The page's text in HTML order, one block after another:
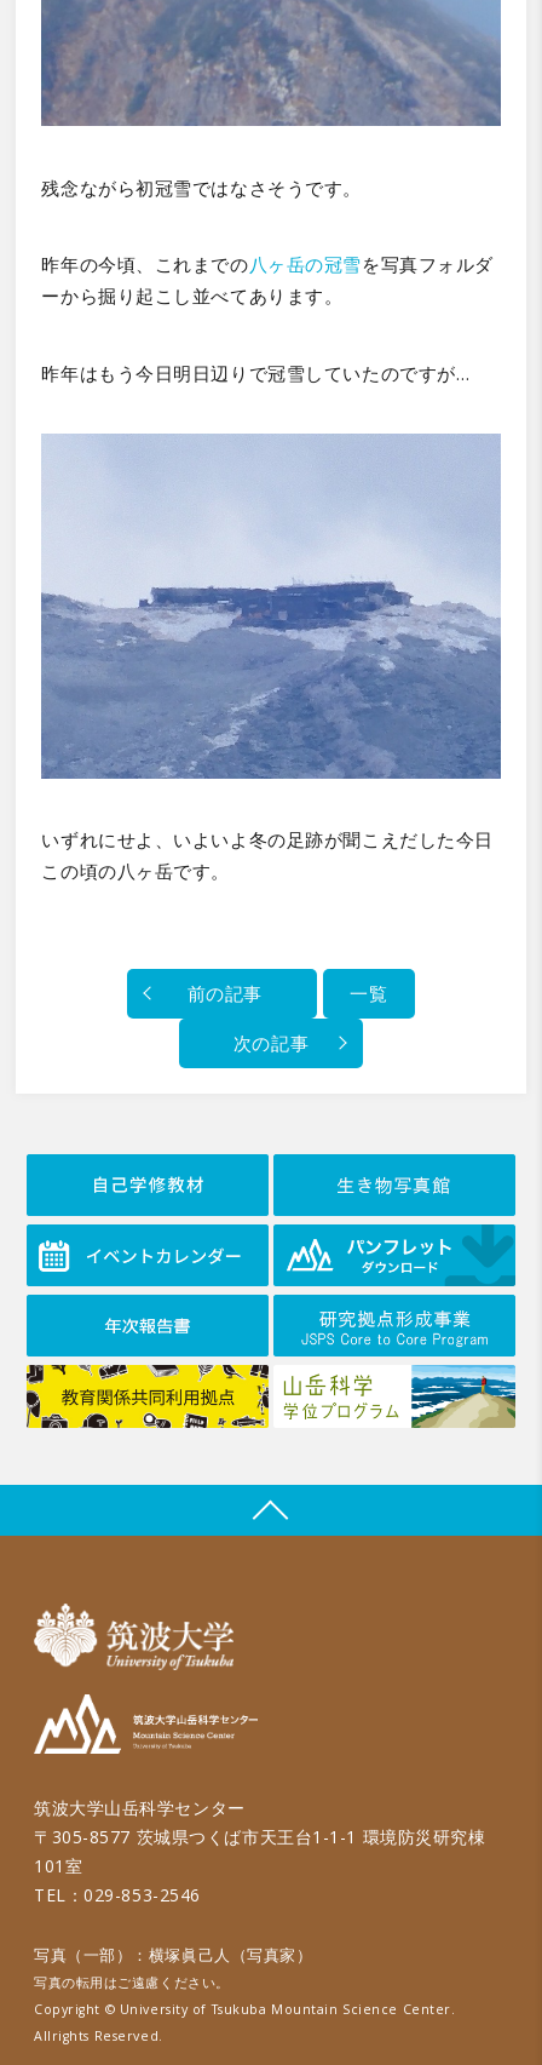
残念ながら初冠雪ではなさそうです。
昨年の今頃、 これまでの八ヶ岳の冠雪を写真フォルダ
ーから掘り起こし並べてあります。
昨年はもう今日明日辺りで冠雪していたのですが…
いずれにせよ、 いよいよ冬の足跡が聞こえだした今日
この頃の八ヶ岳です。
前の記事 一覧
次の記事
筑波大学山岳科学センター
〒305-8577 茨城県つくば市天王台1-1-1 環境防災研究棟
101室
TEL：029-853-2546
写真（一部）：横塚眞己人（写真家）
写真の転用はご遠慮ください。
Copyright © University of Tsukuba Mountain Science Center.
Allrights Reserved.